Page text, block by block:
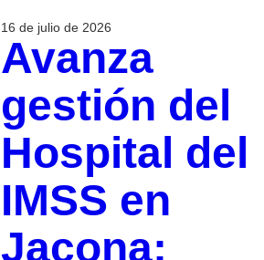
16 de julio de 2026
Avanza
gestión del
Hospital del
IMSS en
Jacona;